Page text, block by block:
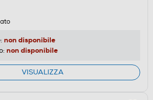
non disponibile
non disponibile
VISUALIZZA